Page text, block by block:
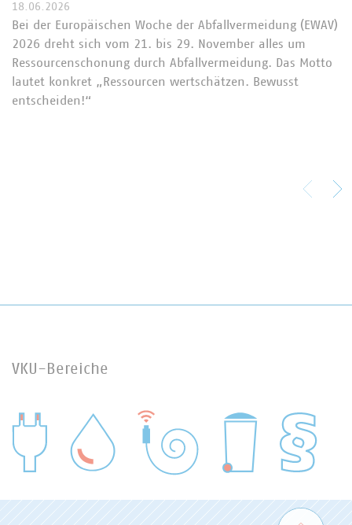
18.06.2026
Bei der Europäischen Woche der Abfallvermeidung (EWAV)
2026 dreht sich vom 21. bis 29. November alles um
Ressourcenschonung durch Abfallvermeidung. Das Motto
lautet konkret „Ressourcen wertschätzen. Bewusst
entscheiden!“
VKU-Bereiche
WASSER/ABWASSER
Zum